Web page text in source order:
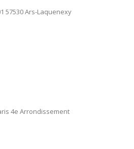
57530 Ars-Laquenexy
4e Arrondissement